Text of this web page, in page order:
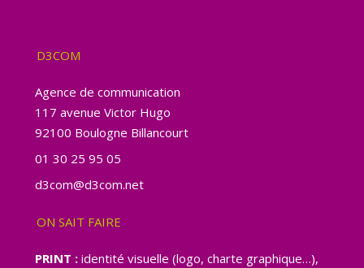
D3COM
Agence de communication
117 avenue Victor Hugo
92100 Boulogne Billancourt
01 30 25 95 05
d3com@d3com.net
ON SAIT FAIRE
PRINT :identité visuelle (logo, charte graphique…),